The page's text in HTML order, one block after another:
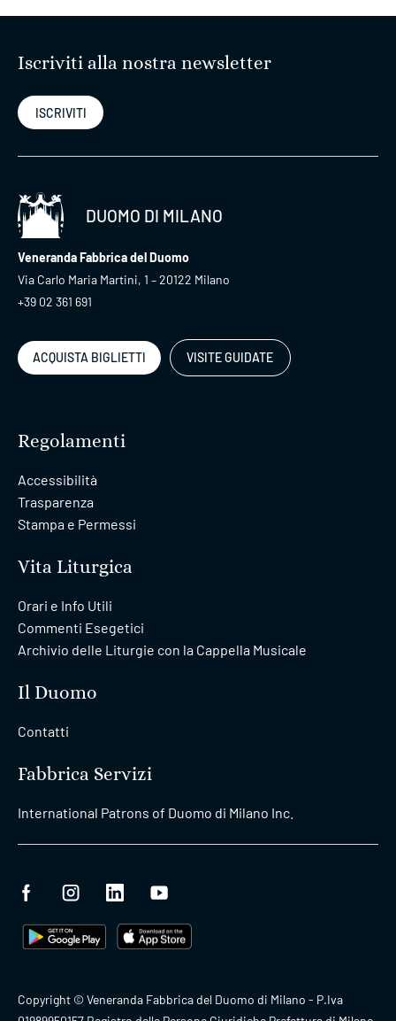
Iscriviti alla nostra newsletter
ISCRIVITI
DUOMO DI MILANO
Veneranda Fabbrica del Duomo
Via Carlo Maria Martini, 1 – 20122 Milano
+39 02 361 691
ACQUISTA BIGLIETTI VISITE GUIDATE
Regolamenti
Accessibilità
Trasparenza
Stampa e Permessi
Vita Liturgica
Orari e Info Utili
Commenti Esegetici
Archivio delle Liturgie con la Cappella Musicale
Il Duomo
Contatti
Fabbrica Servizi
International Patrons of Duomo di Milano Inc.
Copyright © Veneranda Fabbrica del Duomo di Milano - P.Iva